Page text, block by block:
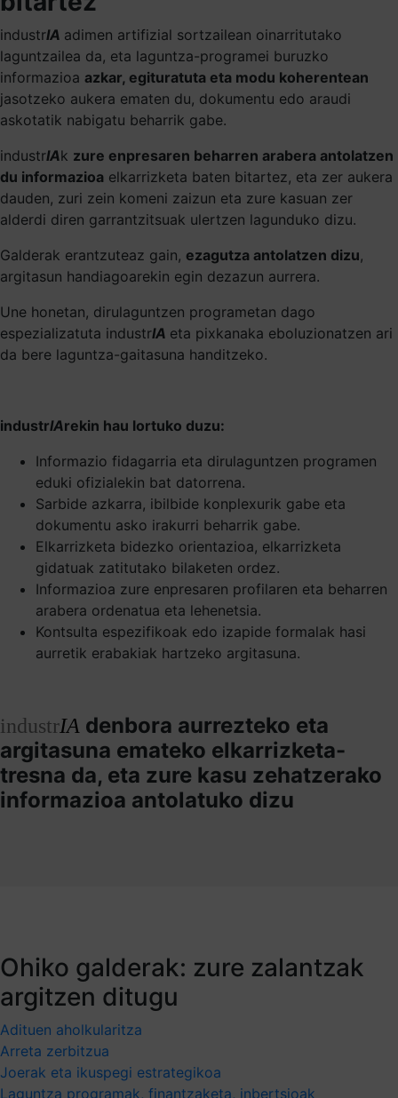
industrIA adimen artifizial sortzailean oinarritutako
laguntzailea da, eta laguntza-programei buruzko
informazioa azkar, egituratuta eta modu koherentean
jasotzeko aukera ematen du, dokumentu edo araudi
askotatik nabigatu beharrik gabe.
industrIAk zure enpresaren beharren arabera antolatzen
du informazioa elkarrizketa baten bitartez, eta zer aukera
dauden, zuri zein komeni zaizun eta zure kasuan zer
alderdi diren garrantzitsuak ulertzen lagunduko dizu.
Galderak erantzuteaz gain, ezagutza antolatzen dizu,
argitasun handiagoarekin egin dezazun aurrera.
Une honetan, dirulaguntzen programetan dago
espezializatuta industrIA eta pixkanaka eboluzionatzen ari
da bere laguntza-gaitasuna handitzeko.
industrIArekin hau lortuko duzu:
Informazio fidagarria eta dirulaguntzen programen
eduki ofizialekin bat datorrena.
Sarbide azkarra, ibilbide konplexurik gabe eta
dokumentu asko irakurri beharrik gabe.
Elkarrizketa bidezko orientazioa, elkarrizketa
gidatuak zatitutako bilaketen ordez.
Informazioa zure enpresaren profilaren eta beharren
arabera ordenatua eta lehenetsia.
Kontsulta espezifikoak edo izapide formalak hasi
aurretik erabakiak hartzeko argitasuna.
industrIA denbora aurrezteko eta
argitasuna emateko elkarrizketa-
tresna da, eta zure kasu zehatzerako
informazioa antolatuko dizu
Ohiko galderak: zure zalantzak
argitzen ditugu
Adituen aholkularitza
Arreta zerbitzua
Joerak eta ikuspegi estrategikoa
Laguntza programak, finantzaketa, inbertsioak